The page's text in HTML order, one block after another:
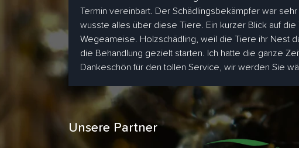
Termin vereinbart. Der Schädlingsbekämpfer war
wusste alles über diese Tiere. Ein kurzer Blick auf
Wegeameise. Holzschädling, weil die Tiere ihr Nest
die Behandlung gezielt starten. Ich hatte die ganze
Dankeschön für den tollen Service, wir werden Sie
Unsere Partner